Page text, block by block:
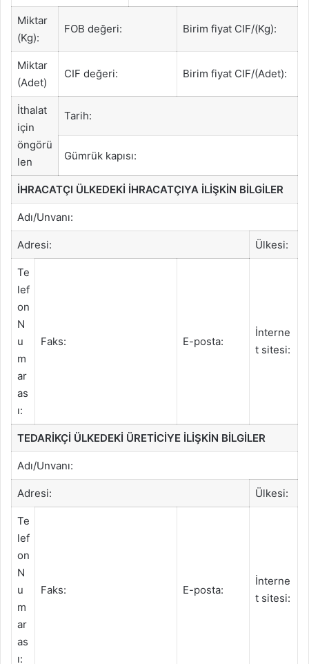
Miktar
(Kg):
FOB değeri: Birim fiyat CIF/(Kg):
Miktar
(Adet)
CIF değeri: Birim fiyat CIF/(Adet):
İthalat
için
öngörü
len
Tarih:
Gümrük kapısı:
İHRACATÇI ÜLKEDEKİ İHRACATÇIYA İLİŞKİN BİLGİLER
Adı/Unvanı:
Adresi: Ülkesi:
Te
lef
on
N
u
m
ar
as
ı:
Faks: E-posta:
İnterne
t sitesi:
TEDARİKÇİ ÜLKEDEKİ ÜRETİCİYE İLİŞKİN BİLGİLER
Adı/Unvanı:
Adresi: Ülkesi:
Te
lef
on
N
u
m
ar
as
ı:
Faks: E-posta:
İnterne
t sitesi: